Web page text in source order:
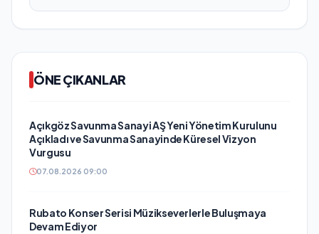
ÖNE ÇIKANLAR
Açıkgöz Savunma Sanayi AŞ Yeni Yönetim Kurulunu
Açıkladı ve Savunma Sanayinde Küresel Vizyon
Vurgusu
07.08.2026 09:00
Rubato Konser Serisi Müzikseverlerle Buluşmaya
Devam Ediyor